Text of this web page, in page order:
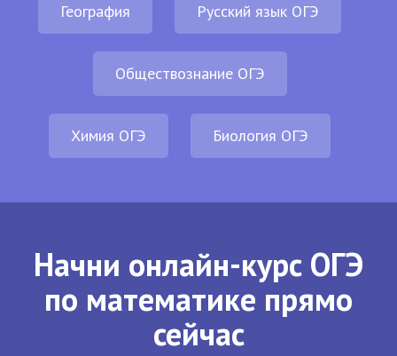
География Русский язык ОГЭ
Обществознание ОГЭ
Химия ОГЭ Биология ОГЭ
Начни онлайн-курс ОГЭ
по математике прямо
сейчас